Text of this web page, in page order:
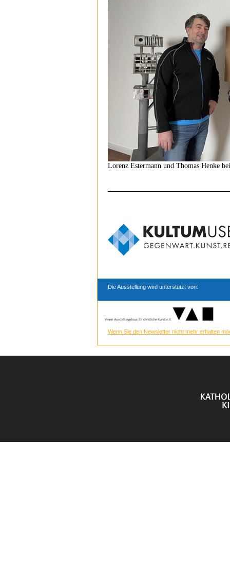
Lorenz Estermann und Thomas Henke
Die Ausstellung wird unterstützt von:
Wenn Sie den Newsletter nicht mehr erhalten